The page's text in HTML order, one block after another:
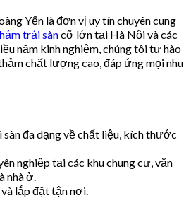
Yến là đơn vị uy tín chuyên cung
trải sàncỡ lớn tại Hà Nội và các
năm kinh nghiệm, chúng tôi tự hào
chất lượng cao, đáp ứng mọi nhu
đa dạng về chất liệu, kích thước
nghiệp tại các khu chung cư, văn
nhà ở.
lắp đặt tận nơi.